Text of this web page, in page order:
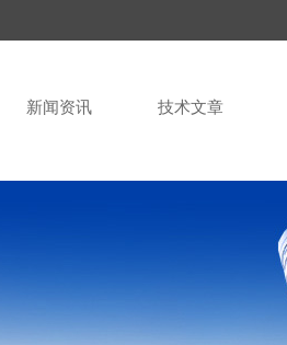
新闻资讯 技术文章